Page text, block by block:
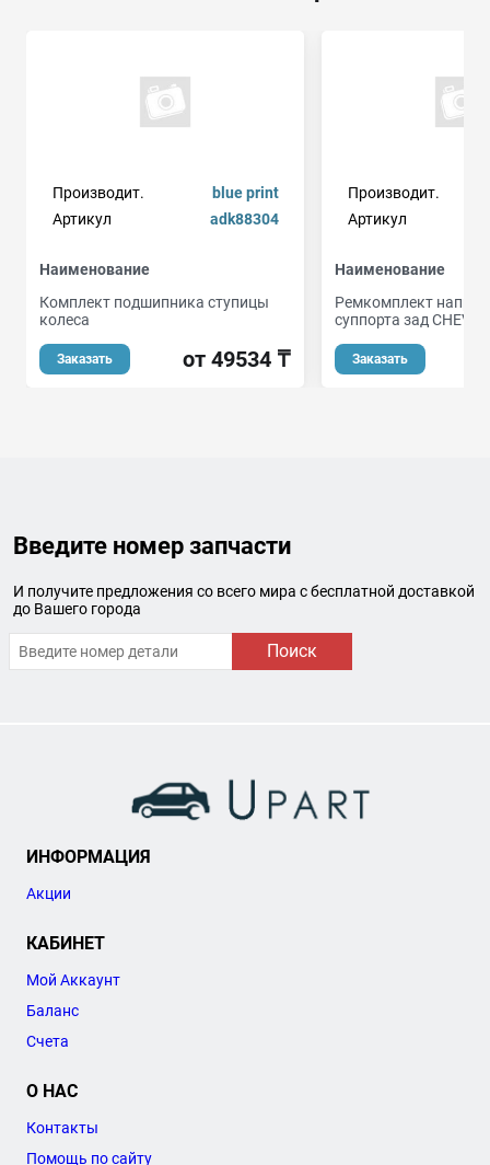
Производит.
blue print
Артикул
adk88304
Наименование
Комплект подшипника ступицы
колеса
Заказать от 49534 ₸
Производит.
Артикул
Наименование
Ремкомплект
суппорта зад
Заказать
Введите номер запчасти
И получите предложения со всего мира с бесплатной доставкой
до Вашего города
Поиск
ИНФОРМАЦИЯ
Акции
КАБИНЕТ
Мой Аккаунт
Баланс
Счета
О НАС
Контакты
Помощь по сайту